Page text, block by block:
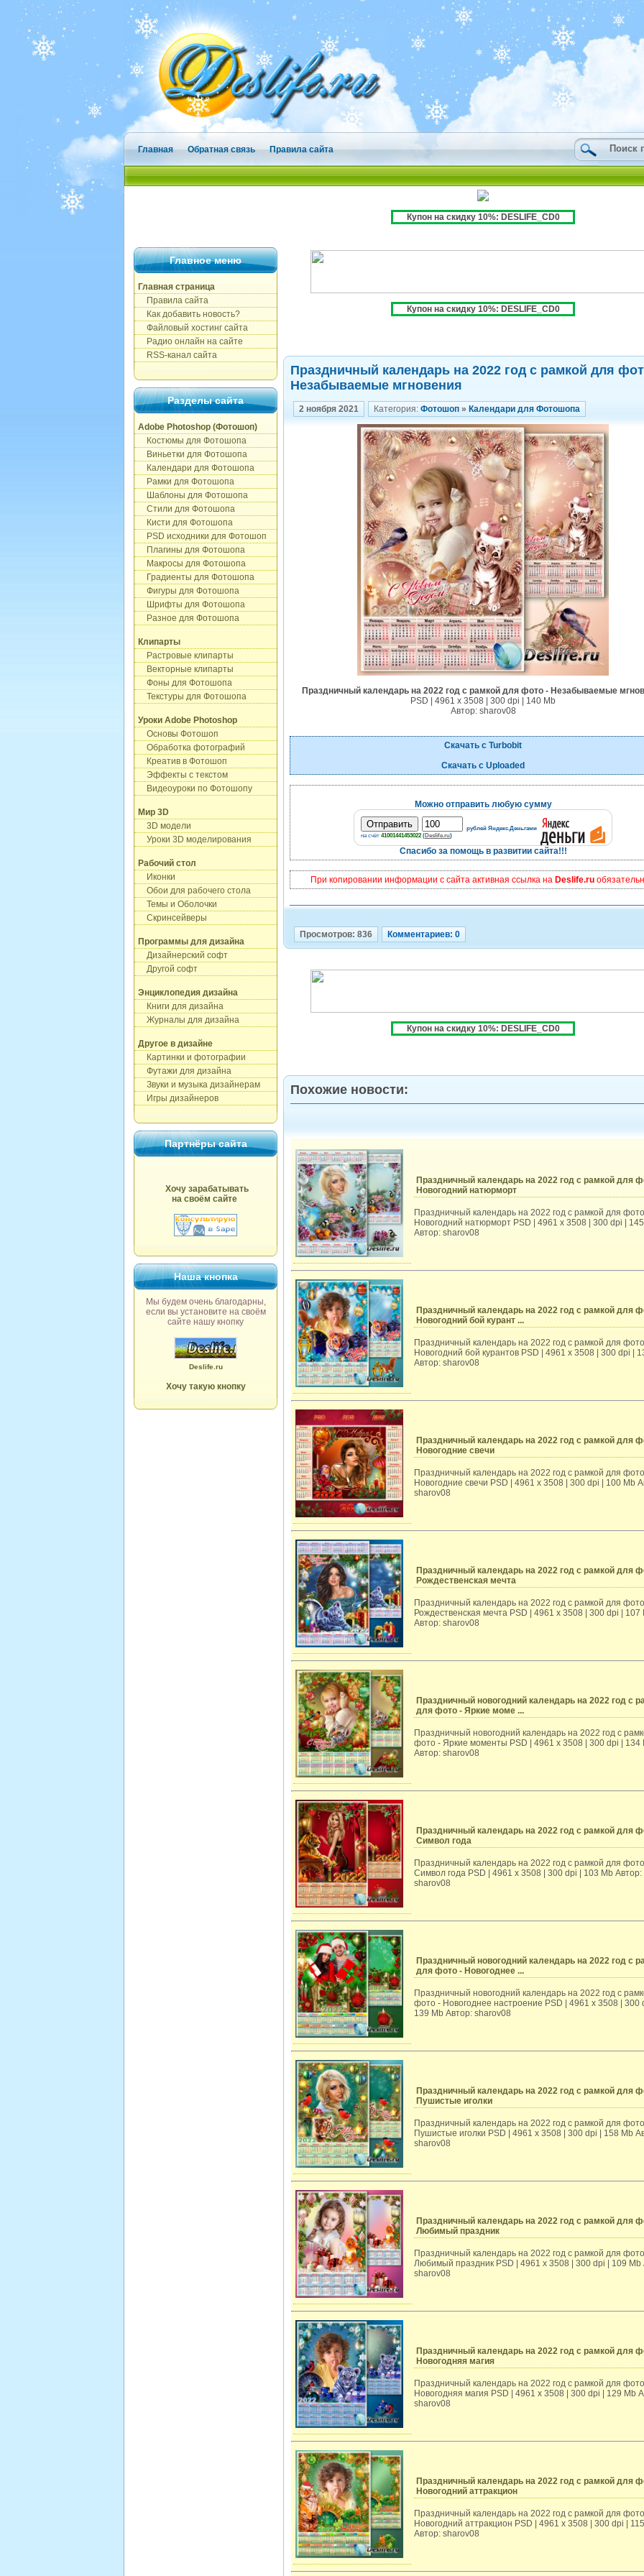
Главная Обратная связь Правила сайта
Купон на скидку 10%: DESLIFE_CD0
Главное меню
Главная страница
Правила сайта
Как добавить новость?
Файловый хостинг сайта
Радио онлайн на сайте
RSS-канал сайта
Разделы сайта
Adobe Photoshop (Фотошоп)
Костюмы для Фотошопа
Виньетки для Фотошопа
Календари для Фотошопа
Рамки для Фотошопа
Шаблоны для Фотошопа
Стили для Фотошопа
Кисти для Фотошопа
PSD исходники для Фотошоп
Плагины для Фотошопа
Макросы для Фотошопа
Градиенты для Фотошопа
Фигуры для Фотошопа
Шрифты для Фотошопа
Разное для Фотошопа
Клипарты
Растровые клипарты
Векторные клипарты
Фоны для Фотошопа
Текстуры для Фотошопа
Уроки Adobe Photoshop
Основы Фотошоп
Обработка фотографий
Креатив в Фотошоп
Эффекты с текстом
Видеоуроки по Фотошопу
Мир 3D
3D модели
Уроки 3D моделирования
Рабочий стол
Иконки
Обои для рабочего стола
Темы и Оболочки
Скринсейверы
Программы для дизайна
Дизайнерский софт
Другой софт
Энциклопедия дизайна
Книги для дизайна
Журналы для дизайна
Другое в дизайне
Картинки и фотографии
Футажи для дизайна
Звуки и музыка дизайнерам
Игры дизайнеров
Партнёры сайта
Хочу зарабатывать
на своём сайте
Наша кнопка
Мы будем очень благодарны,
если вы установите на своём
сайте нашу кнопку
Deslife.ru
Хочу такую кнопку
Купон на скидку 10%: DESLIFE_CD0
Праздничный календарь на 2022 год с рамкой для
Незабываемые мгновения
2 ноября 2021 Категория: Фотошоп » Календари для Фотошопа
Праздничный календарь на 2022 год с рамкой для фото - Незабываемые
PSD | 4961 х 3508 | 300 dpi | 140 Mb
Автор: sharov08
Скачать с Turbobit
Скачать с Uploaded
Можно отправить любую сумму
рублей Яндекс.Деньгами
на счёт 41001441453022 (Deslife.ru)
Спасибо за помощь в развитии сайта!!!
При копировании информации с сайта активная ссылка на Deslife.ru
Просмотров: 836 Комментариев: 0
Купон на скидку 10%: DESLIFE_CD0
Похожие новости:
Праздничный календарь на 2022 год с рамкой для
Новогодний натюрморт
Праздничный календарь на 2022 год с рамкой для
Новогодний натюрморт PSD | 4961 х 3508 | 300 dpi |
Автор: sharov08
Праздничный календарь на 2022 год с рамкой для
Новогодний бой курант ...
Праздничный календарь на 2022 год с рамкой для
Новогодний бой курантов PSD | 4961 х 3508 | 300 dpi |
Автор: sharov08
Праздничный календарь на 2022 год с рамкой для
Новогодние свечи
Праздничный календарь на 2022 год с рамкой для
Новогодние свечи PSD | 4961 х 3508 | 300 dpi | 100 Mb
sharov08
Праздничный календарь на 2022 год с рамкой для
Рождественская мечта
Праздничный календарь на 2022 год с рамкой для
Рождественская мечта PSD | 4961 х 3508 | 300 dpi | 107
Автор: sharov08
Праздничный новогодний календарь на 2022 год с
для фото - Яркие моме ...
Праздничный новогодний календарь на 2022 год с
фото - Яркие моменты PSD | 4961 х 3508 | 300 dpi | 134
Автор: sharov08
Праздничный календарь на 2022 год с рамкой для
Символ года
Праздничный календарь на 2022 год с рамкой для
Символ года PSD | 4961 х 3508 | 300 dpi | 103 Mb Автор:
sharov08
Праздничный новогодний календарь на 2022 год с
для фото - Новогоднее ...
Праздничный новогодний календарь на 2022 год с
фото - Новогоднее настроение PSD | 4961 х 3508 | 300
139 Mb Автор: sharov08
Праздничный календарь на 2022 год с рамкой для
Пушистые иголки
Праздничный календарь на 2022 год с рамкой для
Пушистые иголки PSD | 4961 х 3508 | 300 dpi | 158 Mb
sharov08
Праздничный календарь на 2022 год с рамкой для
Любимый праздник
Праздничный календарь на 2022 год с рамкой для
Любимый праздник PSD | 4961 х 3508 | 300 dpi | 109 Mb
sharov08
Праздничный календарь на 2022 год с рамкой для
Новогодняя магия
Праздничный календарь на 2022 год с рамкой для
Новогодняя магия PSD | 4961 х 3508 | 300 dpi | 129 Mb
sharov08
Праздничный календарь на 2022 год с рамкой для
Новогодний аттракцион
Праздничный календарь на 2022 год с рамкой для
Новогодний аттракцион PSD | 4961 х 3508 | 300 dpi |
Автор: sharov08